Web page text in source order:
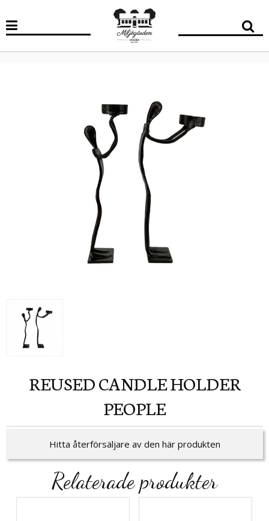
REUSED CANDLE HOLDER
PEOPLE
Hitta återförsäljare av den här produkten
Relaterade produkter